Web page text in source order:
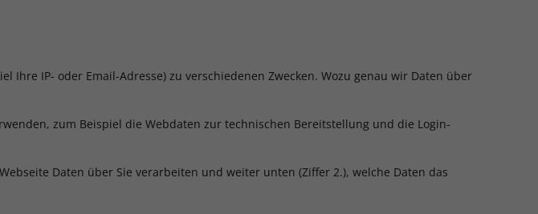
IP- oder Email-Adresse) zu verschiedenen Zwecken. Wozu genau wir Daten über
zum Beispiel die Webdaten zur technischen Bereitstellung und die Login-
Daten über Sie verarbeiten und weiter unten (Ziffer 2.), welche Daten das